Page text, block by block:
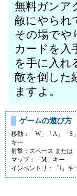
無料ガンア
敵にやられ
その場でや
カードを入
を手に入れ
敵を倒した
ますよ。
ゲームの遊び方
移動：「W」「A」「S
キー
射撃：スペース または
マップ：「M」キー
インベントリ：「I」キ